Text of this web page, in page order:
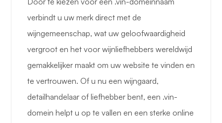
verbindt u uw merk direct met de
wijngemeenschap, wat uw geloofwaardigheid
vergroot en het voor wijnliefhebbers wereldwijd
gemakkelijker maakt om uw website te vinden en
te vertrouwen. Of u nu een wijngaard,
detailhandelaar of liefhebber bent, een .vin-
domein helpt u op te vallen en een sterke online